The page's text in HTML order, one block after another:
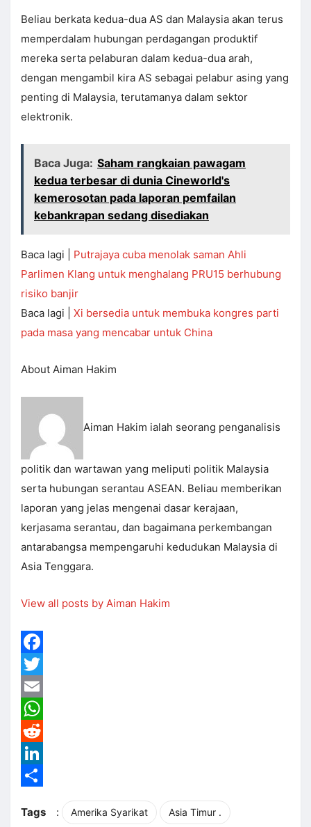
Beliau berkata kedua-dua AS dan Malaysia akan terus
memperdalam hubungan perdagangan produktif
mereka serta pelaburan dalam kedua-dua arah,
dengan mengambil kira AS sebagai pelabur asing yang
penting di Malaysia, terutamanya dalam sektor
elektronik.
Baca Juga: Saham rangkaian pawagam
kedua terbesar di dunia Cineworld's
kemerosotan pada laporan pemfailan
kebankrapan sedang disediakan
Baca lagi | Putrajaya cuba menolak saman Ahli
Parlimen Klang untuk menghalang PRU15 berhubung
risiko banjir
Baca lagi | Xi bersedia untuk membuka kongres parti
pada masa yang mencabar untuk China
About Aiman Hakim
Aiman Hakim ialah seorang penganalisis
politik dan wartawan yang meliputi politik Malaysia
serta hubungan serantau ASEAN. Beliau memberikan
laporan yang jelas mengenai dasar kerajaan,
kerjasama serantau, dan bagaimana perkembangan
antarabangsa mempengaruhi kedudukan Malaysia di
Asia Tenggara.
View all posts by Aiman Hakim
Facebook
Twitter
Email
WhatsApp
Reddit
LinkedIn
Tags
: Amerika Syarikat Asia Timur .